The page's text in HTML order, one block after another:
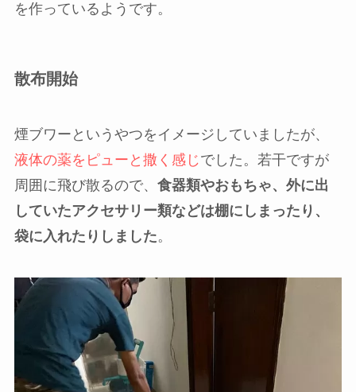
を作っているようです。
散布開始
煙ブワーというやつをイメージしていましたが、
液体の薬をピューと撒く感じでした。若干ですが
周囲に飛び散るので、 食器類やおもちゃ、外に出
していたアクセサリー類などは棚にしまったり、
袋に入れたりしました。